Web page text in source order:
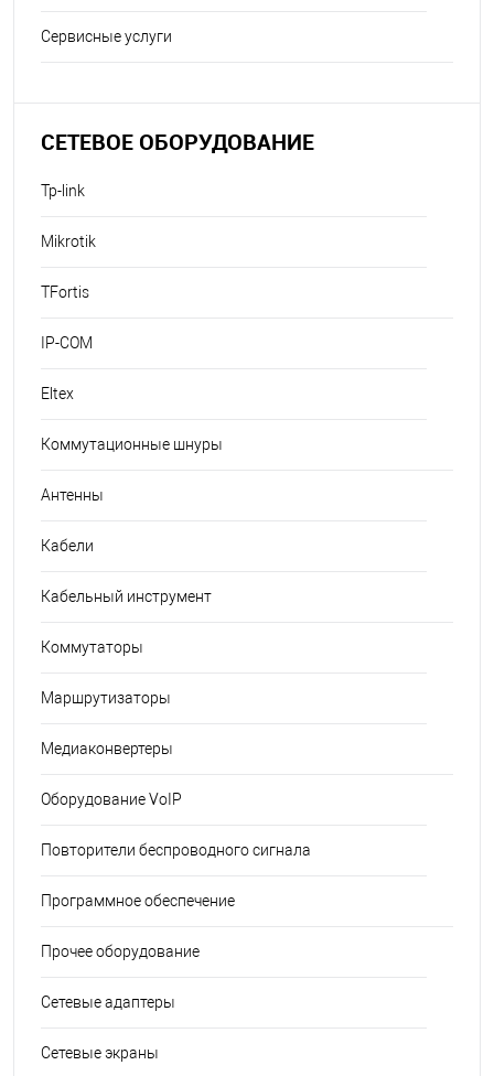
Сервисные услуги
СЕТЕВОЕ ОБОРУДОВАНИЕ
Tp-link
Mikrotik
TFortis
IP-COM
Eltex
Коммутационные шнуры
Антенны
Кабели
Кабельный инструмент
Коммутаторы
Маршрутизаторы
Медиаконвертеры
Оборудование VoIP
Повторители беспроводного сигнала
Программное обеспечение
Прочее оборудование
Сетевые адаптеры
Сетевые экраны